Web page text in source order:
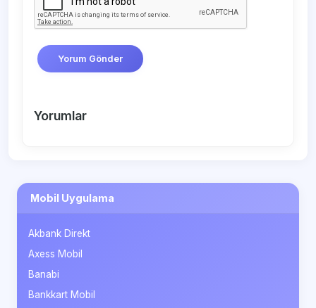
Yorum Gönder
Yorumlar
Mobil Uygulama
Akbank Direkt
Axess Mobil
Banabi
Bankkart Mobil